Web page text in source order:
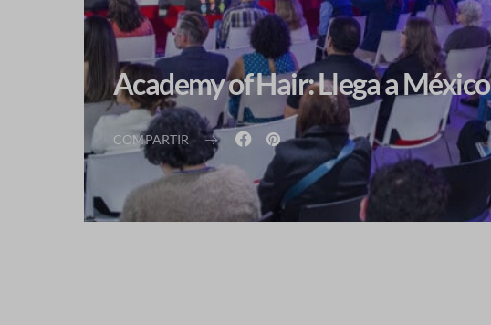
Academy of Hair: Llega a México
COMPARTIR